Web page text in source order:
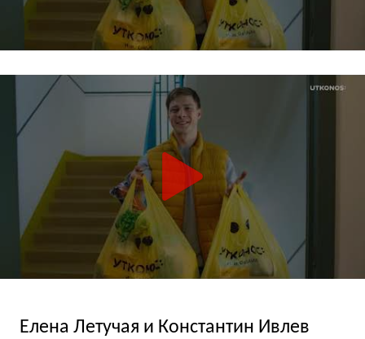
Елена Летучая и Константин Ивлев